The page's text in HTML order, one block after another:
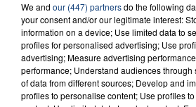
23 juillet 2026
INCENDIE MORTEL À LENS :
SON BÉBÉ ENTRE LA VIE ET
Un homme s'est immolé par le
aspergé sa compagne et leur
We and our (447) partnersdo the following
your consent and/or our legitimate interest:
information on a device; Use limited data to
profiles for personalised advertising; Use
advertising; Measure advertising
performance; Understand audiences through
of data from different sources; Develop and
profiles to personalise content; Use profiles